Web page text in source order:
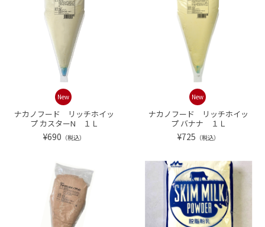
New
ナカノフード リッチホイッ
プ カスターN １Ｌ
¥690 （税込）
New
ナカノフード リッチホイッ
プ バナナ １Ｌ
¥725 （税込）